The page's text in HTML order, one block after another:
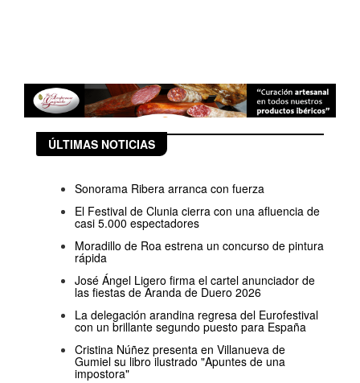
ÚLTIMAS NOTICIAS
Sonorama Ribera arranca con fuerza
El Festival de Clunia cierra con una afluencia de
casi 5.000 espectadores
Moradillo de Roa estrena un concurso de pintura
rápida
José Ángel Ligero firma el cartel anunciador de
las fiestas de Aranda de Duero 2026
La delegación arandina regresa del Eurofestival
con un brillante segundo puesto para España
Cristina Núñez presenta en Villanueva de
Gumiel su libro ilustrado "Apuntes de una
impostora"